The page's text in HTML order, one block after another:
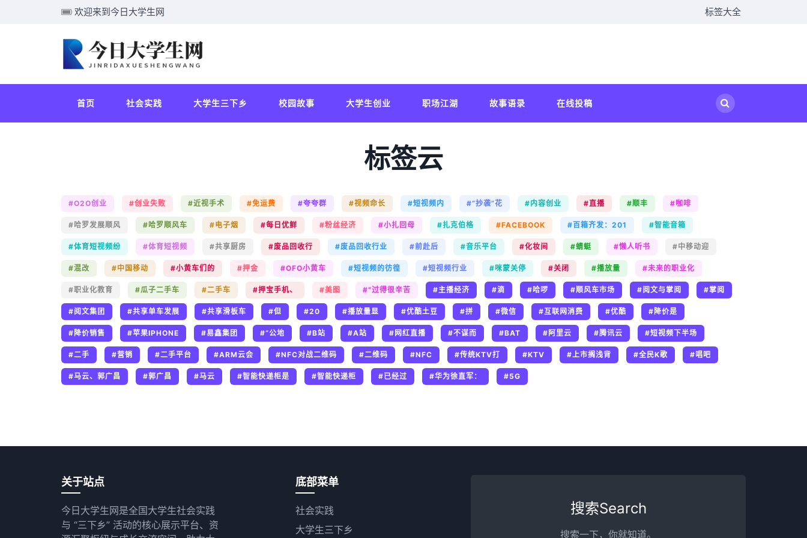
欢迎来到今日大学生网 标签大全
首页 社会实践 大学生三下乡 校园故事 大学生创业 职场江湖 故事语录 在线投稿
标签云
#O2O创业 #创业失败 #近视手术 #免运费 #夸夸群 #视频命长 #短视频内 #“抄袭”花 #内容创业 #直播 #顺丰 #咖啡
#哈罗发展顺风 #哈罗顺风车 #电子烟 #每日优鲜 #粉丝经济 #小扎回母 #扎克伯格 #FACEBOOK #百箱齐发：201 #智能音箱
#体育短视频纷 #体育短视频 #共享厨房 #废品回收行 #废品回收行业 #前赴后 #音乐平台 #化妆间 #蜻蜓 #懒人听书 #中移动迎
#混改 #中国移动 #小黄车们的 #押金 #OFO小黄车 #短视频的彷徨 #短视频行业 #咪蒙关停 #关闭 #播放量 #未来的职业化
#职业化教育 #瓜子二手车 #二手车 #押宝手机、 #美图 #“过得很辛苦 #主播经济 #滴 #哈啰 #顺风车市场 #阅文与掌阅 #掌阅
#阅文集团 #共享单车发展 #共享滑板车 #但 #20 #播放量显 #优酷土豆 #拼 #微信 #互联网消费 #优酷 #降价是
#降价销售 #苹果IPHONE #易鑫集团 #“公地 #B站 #A站 #网红直播 #不谋而 #BAT #阿里云 #腾讯云 #短视频下半场
#二手 #营销 #二手平台 #ARM云会 #NFC对战二维码 #二维码 #NFC #传统KTV打 #KTV #上市搁浅背 #全民K歌 #唱吧
#马云、郭广昌 #郭广昌 #马云 #智能快递柜是 #智能快递柜 #已经过 #华为徐直军： #5G
关于站点
今日大学生网是全国大学生社会实践
与 “三下乡” 活动的核心展示平台、资
底部菜单
社会实践
大学生三下乡
搜索Search
搜索一下，你就知道。